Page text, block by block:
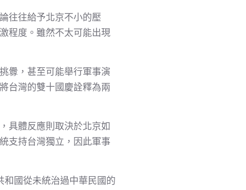
往往給予北京不小的壓
程度。雖然不太可能出現
釁，甚至可能舉行軍事演
台灣的雙十國慶詮釋為兩
具體反應則取決於北京如
支持台灣獨立，因此軍事
國從未統治過中華民國的